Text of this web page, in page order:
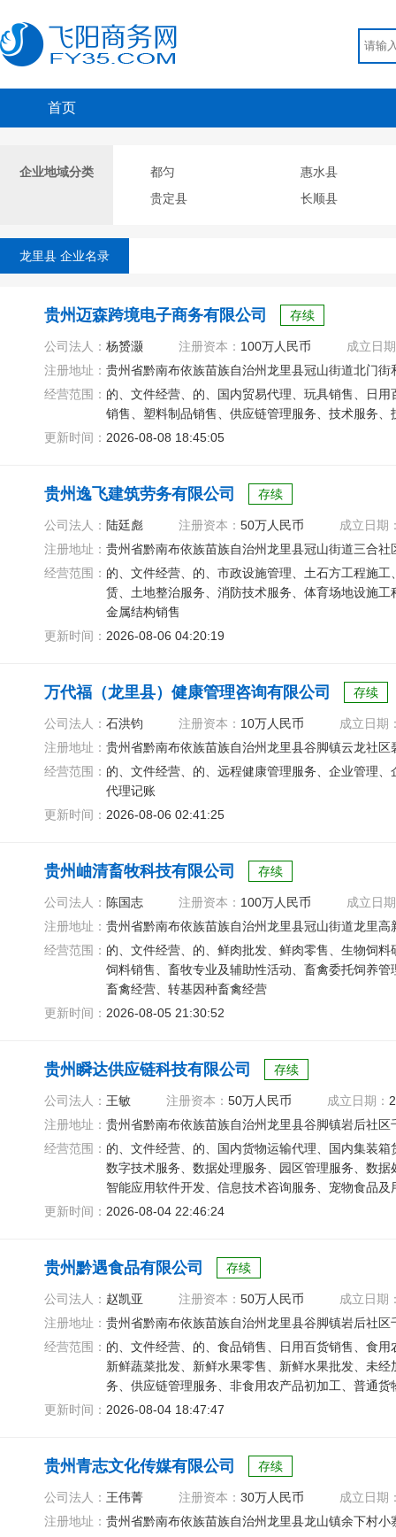
首页
企业地域分类 都匀
惠水县
贵定县
长顺县
龙里县 企业名录
贵州迈森跨境电子商务有限公司 存续
公司法人： 杨赟灏 注册资本： 100万人民币
成立日
注册地址： 贵州省黔南布依族苗族自治州龙里县冠山街道北门
经营范围： 的、文件经营、的、国内贸易代理、玩具销售、日
销售、塑料制品销售、供应链管理服务、技术服务
更新时间： 2026-08-08 18:45:05
贵州逸飞建筑劳务有限公司 存续
公司法人： 陆廷彪 注册资本： 50万人民币
成立日期
注册地址： 贵州省黔南布依族苗族自治州龙里县冠山街道三合社
经营范围： 的、文件经营、的、市政设施管理、土石方工程施
赁、土地整治服务、消防技术服务、体育场地设施
金属结构销售
更新时间： 2026-08-06 04:20:19
万代福（龙里县）健康管理咨询有限公司 存续
公司法人： 石洪钧 注册资本： 10万人民币
成立日期
注册地址： 贵州省黔南布依族苗族自治州龙里县谷脚镇云龙社
经营范围： 的、文件经营、的、远程健康管理服务、企业管理
代理记账
更新时间： 2026-08-06 02:41:25
贵州岫清畜牧科技有限公司 存续
公司法人： 陈国志 注册资本： 100万人民币
成立日
注册地址： 贵州省黔南布依族苗族自治州龙里县冠山街道龙里
经营范围： 的、文件经营、的、鲜肉批发、鲜肉零售、生物饲
饲料销售、畜牧专业及辅助性活动、畜禽委托饲养
畜禽经营、转基因种畜禽经营
更新时间： 2026-08-05 21:30:52
贵州瞬达供应链科技有限公司 存续
公司法人： 王敏 注册资本： 50万人民币 成立日期：
注册地址： 贵州省黔南布依族苗族自治州龙里县谷脚镇岩后社
经营范围： 的、文件经营、的、国内货物运输代理、国内集装
数字技术服务、数据处理服务、园区管理服务、数
智能应用软件开发、信息技术咨询服务、宠物食品
护用品销售、电线
更新时间： 2026-08-04 22:46:24
贵州黔遇食品有限公司 存续
公司法人： 赵凯亚 注册资本： 50万人民币
成立日期
注册地址： 贵州省黔南布依族苗族自治州龙里县谷脚镇岩后社
经营范围： 的、文件经营、的、食品销售、日用百货销售、食
新鲜蔬菜批发、新鲜水果零售、新鲜水果批发、未
务、供应链管理服务、非食用农产品初加工、普通
品小作坊经营、食品生产
更新时间： 2026-08-04 18:47:47
贵州青志文化传媒有限公司 存续
公司法人： 王伟菁 注册资本： 30万人民币
成立日期
注册地址： 贵州省黔南布依族苗族自治州龙里县龙山镇余下村小